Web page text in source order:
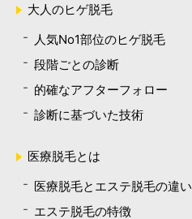
大人のヒゲ脱毛
人気No1部位のヒゲ脱毛
段階ごとの診断
的確なアフターフォロー
診断に基づいた技術
医療脱毛とは
医療脱毛とエステ脱毛の違い
エステ脱毛の特徴